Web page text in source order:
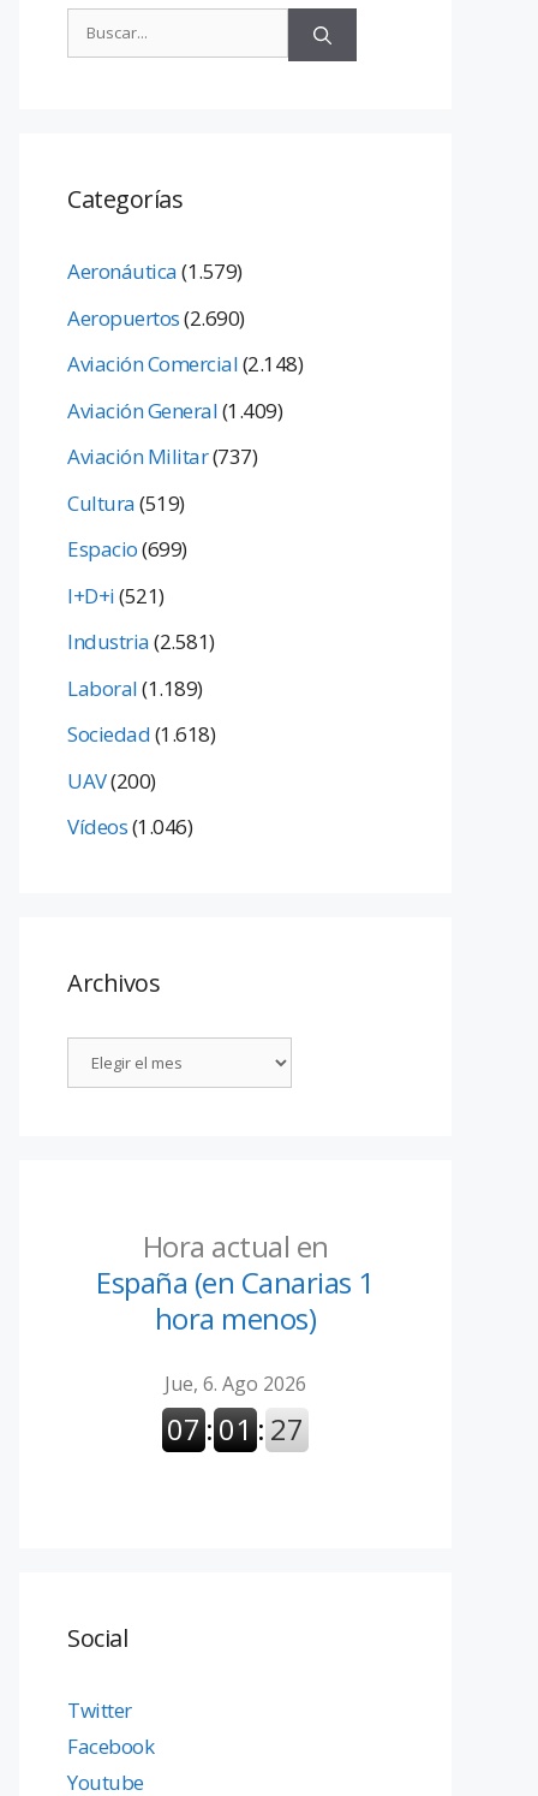
Categorías
Aeronáutica(1.579)
Aeropuertos(2.690)
Aviación Comercial(2.148)
Aviación General(1.409)
Aviación Militar(737)
Cultura(519)
Espacio(699)
I+D+i(521)
Industria(2.581)
Laboral(1.189)
Sociedad(1.618)
UAV(200)
Vídeos(1.046)
Archivos
Hora actual en
España (en Canarias 1
hora menos)
Social
Twitter
Facebook
Youtube